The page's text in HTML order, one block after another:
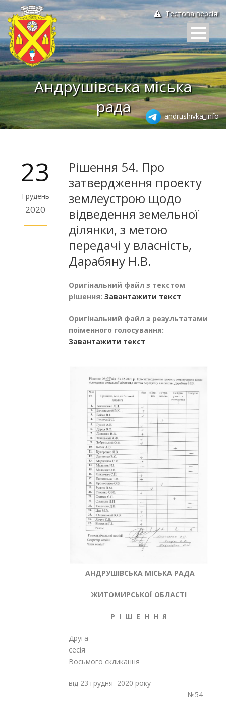
Тестова версія!
Андрушівська міська
рада
andrushivka_info
23
Грудень
2020
Рішення 54. Про
затвердження проекту
землеустрою щодо
відведення земельної
ділянки, з метою
передачі у власність,
Дарабяну Н.В.
Оригінальний файл з текстом
рішення: Завантажити текст
Оригінальний файл з результатами
поіменного голосування:
Завантажити текст
АНДРУШІВСЬКА МІСЬКА РАДА
ЖИТОМИРСЬКОЇ ОБЛАСТІ
Р І Ш Е Н Н Я
Друга
Восьмого скликання
від 23 грудня 2020 року
№54